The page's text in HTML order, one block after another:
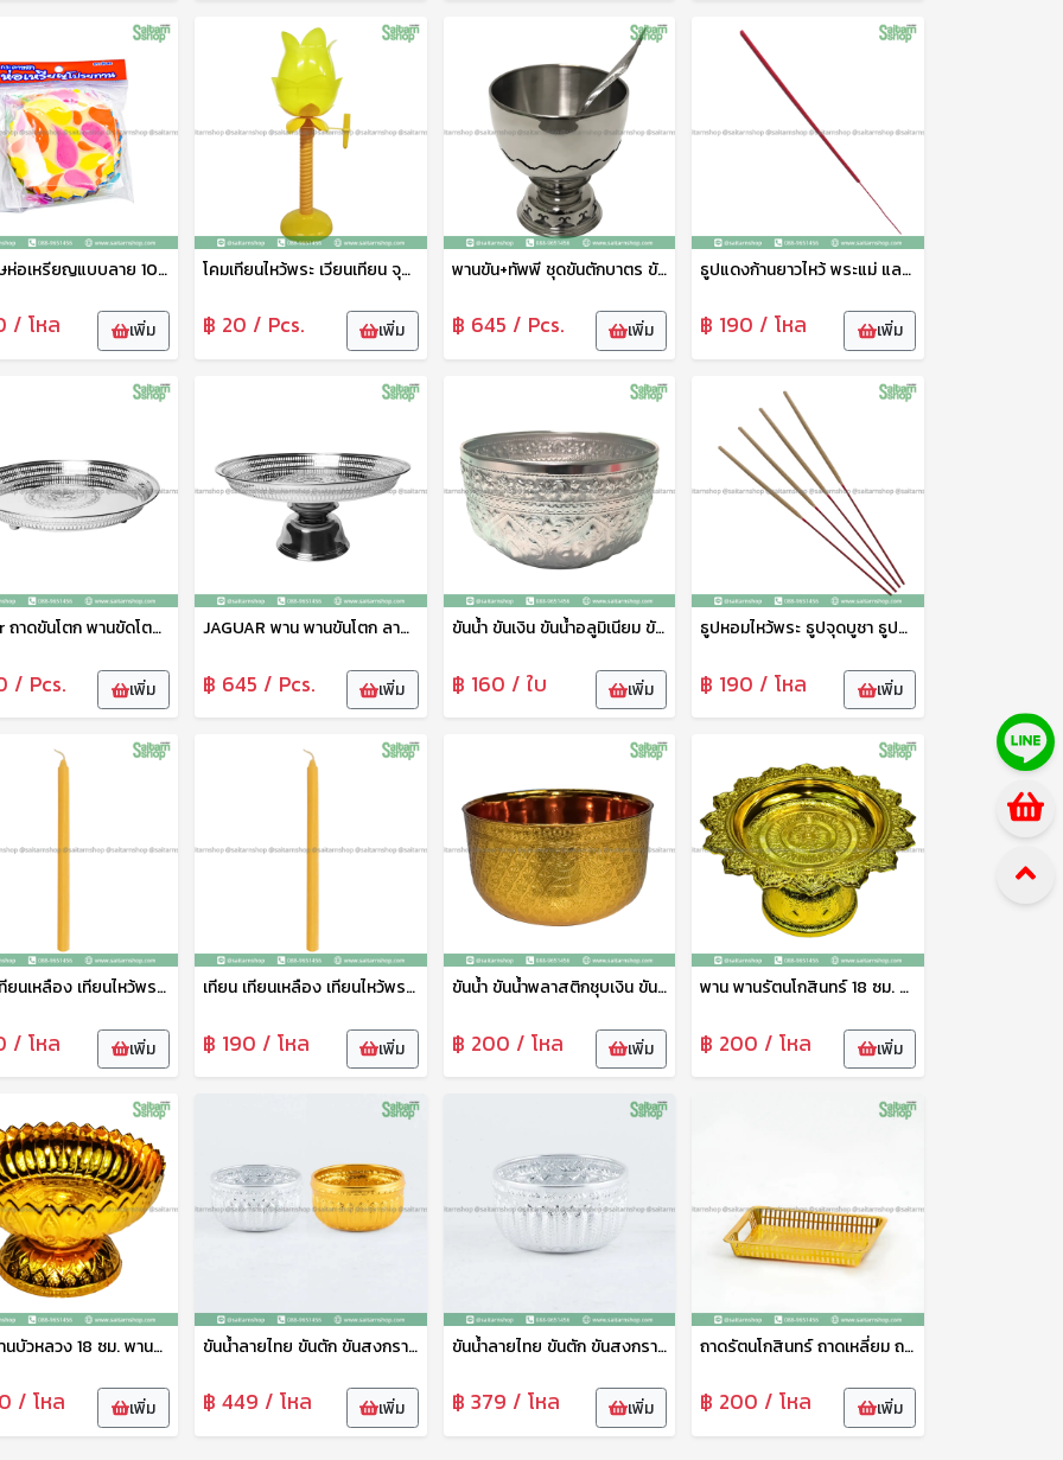
กระดาษห่อเหรียญแบบลาย 100แผ่น 0
/ โหล เพิ่ม
โคมเทียนไหว้พระ เวียนเทียน จุดเทียนถือดอกบัว สีเหลือง vv
฿ 20 / Pcs. เพิ่ม
พานขัน+ทัพพี ชุดขันตักบาตร ขันน้ำพร้อมพานรองลายไทย พานรองสแตนเลส 20 ซม. จากัวร์
฿ 645 / Pcs. เพิ่ม
ธูปแดงก้านยาวไหว้ พระแม่ และเทพทุกพระองค์ ธูปจุดบูชา ธูปจุดไหว้พระ ธูปหอม ธูปหอมไทย ควันน้อย จุดติดง่าย ธูปแดงท้าวเวสสุวรรณ ลัคกี้
฿ 190 / โหล เพิ่ม
Jaguar ถาดขันโตก พานขัดโตก ถาดลายฉลุ พร้อมขา ขนาด 40 ซม สเตนเลส เหมาะสำหรับใช้ใส่อาหาร ผลไม้ต่างๆ ตราจากัวร์
/ Pcs. เพิ่ม
JAGUAR พาน พานขันโตก ลายฉลุ พานถวายพระ พานใส่ของ 40 ซม. เครื่องครัว สเตนเลส ตรา จากัวร์
฿ 645 / Pcs. เพิ่ม
ขันน้ำ ขันเงิน ขันน้ำอลูมิเนียม ขันน้ำลายไทย ขันน้ำงานพิธี ขันน้ำสงกรานต์ 22 ซม. จระเข้
฿ 160 / ใบ เพิ่ม
ธูปหอมไหว้พระ ธูปจุดบูชา ธูปจุดไหว้พระ ธูปหอม ธูปหอมไทย ควันน้อย จุดติดง่าย
฿ 190 / โหล เพิ่ม
เทียน เทียนเหลือง เทียนไหว้พระ เทียนจุดบูชา เทียนไข เทียนสั้น ตราเพิ่มบุญนำโชค
/ โหล เพิ่ม
เทียน เทียนเหลือง เทียนไหว้พระ เทียนจุดบูชา เทียนไข เทียนยาว ตราเพิ่มบุญนำโชค
฿ 190 / โหล เพิ่ม
ขันน้ำ ขันน้ำพลาสติกชุบเงิน ขันน้ำลายไทย ขันน้ำดื่ม ขันน้ำงานพิธี ขันน้ำสงกรานต์ ขันน้ำงานบุญ ขันเงิน ตราพระจันทร์
฿ 200 / โหล เพิ่ม
พาน พานรัตนโกสินทร์ 18 ซม. พานเงิน พานวางพระ พานพิธี พานงานบุญ พานพลาสติก อย่างดี เกรดเอ ตราพระจันทร์
฿ 200 / โหล เพิ่ม
พาน พานบัวหลวง 18 ซม. พานทอง พานวางพระ พานพิธี พานงานบุญ พานพลาสติก อย่างดี เกรดเอ ตราพระจันทร์
/ โหล เพิ่ม
ขันน้ำลายไทย ขันตัก ขันสงกรานต์ ขันสรงน้ำ ขั้นน้ำอลูมิเนียมลายไทย สีทอง 12 ซม. ดอกไม้
฿ 449 / โหล เพิ่ม
ขันน้ำลายไทย ขันตัก ขันสงกรานต์ ขันสรงน้ำ ขั้นน้ำอลูมิเนียมลายไทย สีเงิน 12 ซม. ดอกไม้
฿ 379 / โหล เพิ่ม
ถาดรัตนโกสินทร์ ถาดเหลี่ยม ถาดพลาสติก ถาดพวายพระ ถาดรอง 30 ซม. TCP
฿ 200 / โหล เพิ่ม